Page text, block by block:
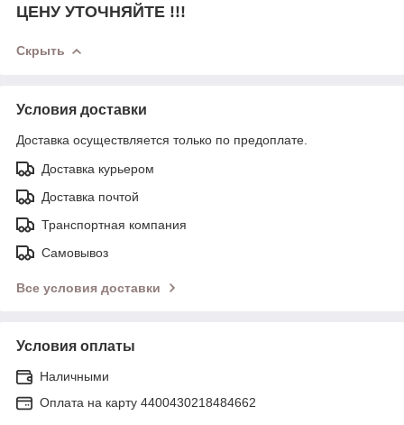
ЦЕНУ УТОЧНЯЙТЕ !!!
Скрыть
Условия доставки
Доставка осуществляется только по предоплате.
Доставка курьером
Доставка почтой
Транспортная компания
Самовывоз
Все условия доставки
Условия оплаты
Наличными
Оплата на карту 4400430218484662